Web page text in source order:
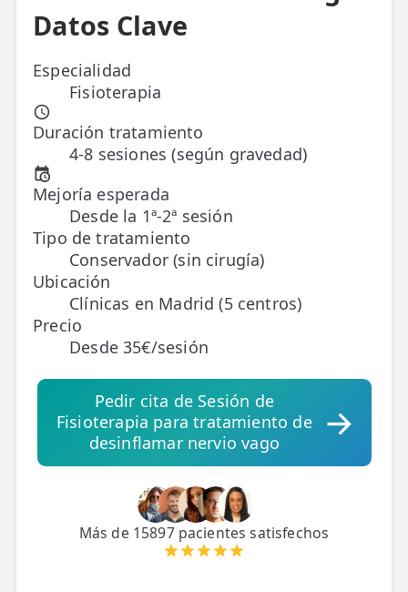
🏅 Fisioterapia Deportiva
🧠 Fisioterapia Neurológica
🧍 Fisioterapia Vestibular
🫁 Fisioterapia Respiratoria
👶 Fisioterapia Pediátrica
TRATAMIENTOS
✅ Punción Seca
✅ Ondas de Choque
✅ EPTE - EPI
ESTÉTICA
✨ Fisioestética
✨ Radiofrecuencia INDIBA
✨ Presoterapia
✨ Cicatrices y Estrías
Datos Clave
Especialidad
Fisioterapia
Duración tratamiento
4-8 sesiones (según gravedad)
Mejoría esperada
Desde la 1ª-2ª sesión
Tipo de tratamiento
Conservador (sin cirugía)
Ubicación
Clínicas en Madrid (5 centros)
Precio
Desde 35€/sesión
Pedir cita de Sesión de
Fisioterapia para tratamiento de
desinflamar nervio vago
Más de 15897 pacientes satisfechos